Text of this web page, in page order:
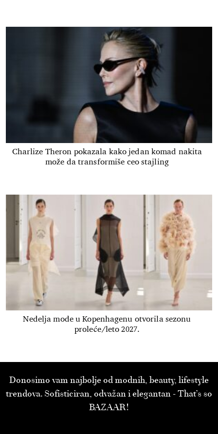
Charlize Theron pokazala kako jedan komad nakita
može da transformiše ceo stajling
Nedelja mode u Kopenhagenu otvorila sezonu
proleće/leto 2027.
Donosimo vam najbolje od modnih, beauty, lifestyle
trendova. Sofisticiran, odvažan i elegantan - That’s so
BAZAAR!